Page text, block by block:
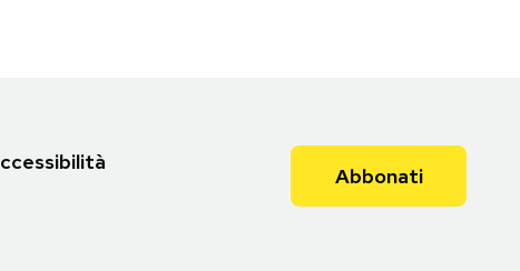
Abbonati